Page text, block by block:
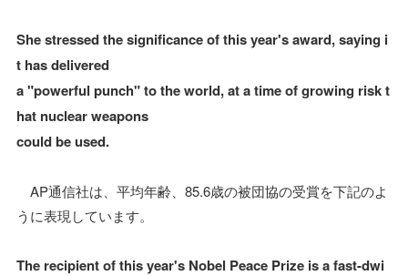
She stressed the significance of this year's award, saying i
t has delivered
a "powerful punch" to the world, at a time of growing risk t
hat nuclear weapons
could be used.
AP通信社は、平均年齢、85.6歳の被団協の受賞を下記のよ
うに表現しています。
The recipient of this year's Nobel Peace Prize is a fast-dwi